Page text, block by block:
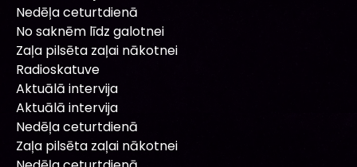
Nedēļa ceturtdienā
No saknēm līdz galotnei
Zaļa pilsēta zaļai nākotnei
Radioskatuve
Aktuālā intervija
Aktuālā intervija
Nedēļa ceturtdienā
Zaļa pilsēta zaļai nākotnei